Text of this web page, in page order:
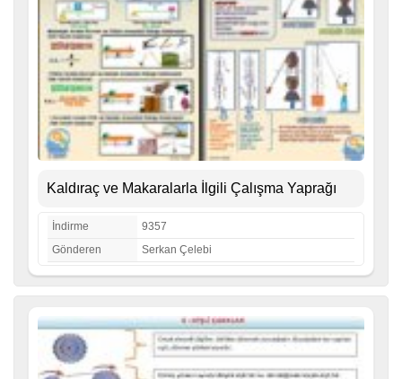
Kaldıraç ve Makaralarla İlgili Çalışma Yaprağı
İndirme
9357
Gönderen
Serkan Çelebi